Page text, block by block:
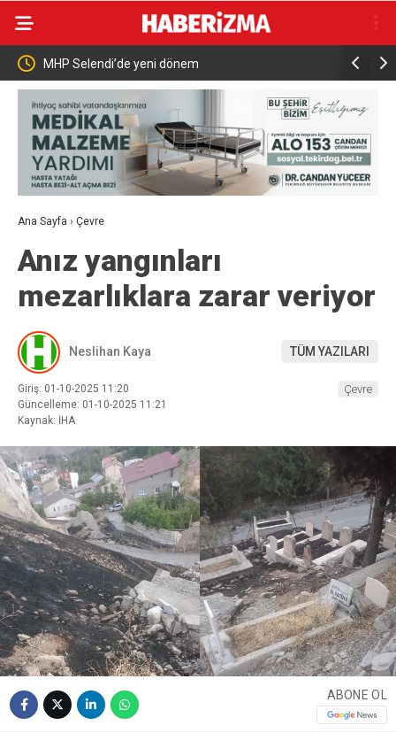
Otluk alanda çıkan yangın hızlı müdahale ile
Ana Sayfa › Çevre
Anız yangınları
mezarlıklara zarar veriyor
Neslihan Kaya TÜM YAZILARI
Giriş: 01-10-2025 11:20
Güncelleme: 01-10-2025 11:21
Kaynak: İHA
Çevre
ABONE OL